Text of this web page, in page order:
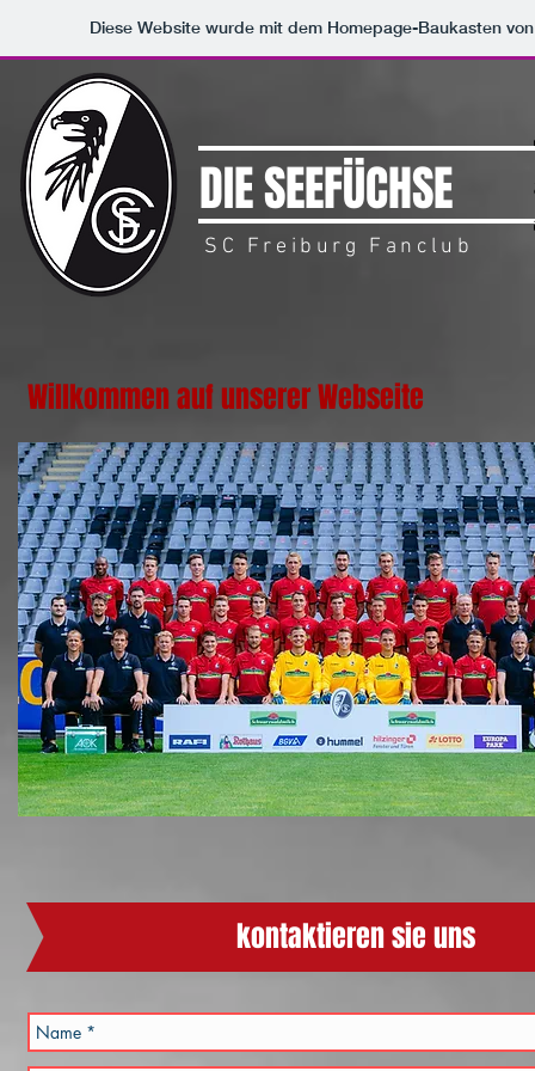
Diese Website wurde mit dem Homepage-Baukasten
DIE SEEFÜCHSE
SC Freiburg Fanclub
Willkommen auf unserer Webseite
kontaktieren sie uns